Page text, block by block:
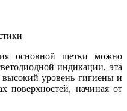
основной щетки можно
индикации, эта
уровень гигиены и
поверхностей, начиная от